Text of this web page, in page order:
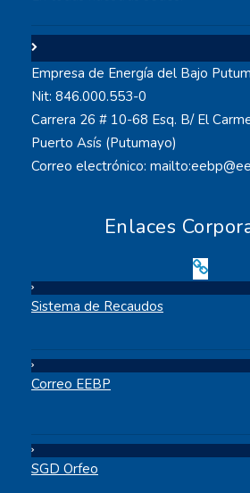
Empresa de Energía del Bajo
Nit: 846.000.553-0
Carrera 26 # 10-68 Esq. B/ El
Puerto Asís (Putumayo)
Correo electrónico:
Enlaces
Sistema de Recaudos
Correo EEBP
SGD Orfeo